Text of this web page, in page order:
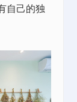
自己的独